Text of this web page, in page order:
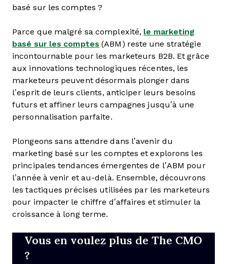
basé sur les comptes ?
Parce que malgré sa complexité, le marketing
basé sur les comptes (ABM) reste une stratégie
incontournable pour les marketeurs B2B. Et grâce
aux innovations technologiques récentes, les
marketeurs peuvent désormais plonger dans
l’esprit de leurs clients, anticiper leurs besoins
futurs et affiner leurs campagnes jusqu’à une
personnalisation parfaite.
Plongeons sans attendre dans l’avenir du
marketing basé sur les comptes et explorons les
principales tendances émergentes de l’ABM pour
l’année à venir et au-delà. Ensemble, découvrons
les tactiques précises utilisées par les marketeurs
pour impacter le chiffre d’affaires et stimuler la
croissance à long terme.
Vous en voulez plus de The CMO
?